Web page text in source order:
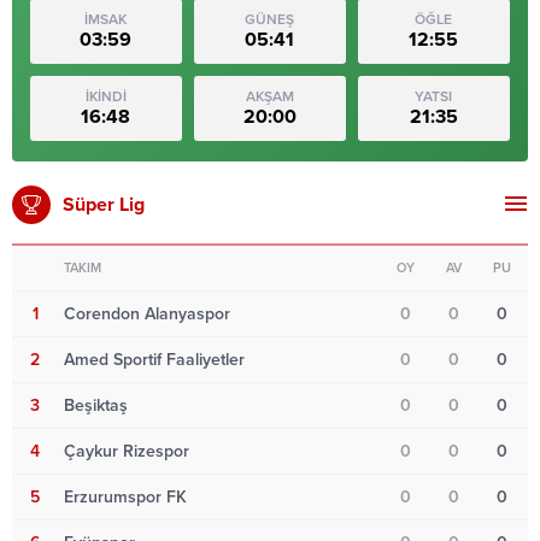
İMSAK
03:59
GÜNEŞ
05:41
ÖĞLE
12:55
İKİNDİ
16:48
AKŞAM
20:00
YATSI
21:35
Süper Lig
TAKIM OY AV PU
1 Corendon Alanyaspor 0 0 0
2 Amed Sportif Faaliyetler 0 0 0
3 Beşiktaş 0 0 0
4 Çaykur Rizespor 0 0 0
5 Erzurumspor FK 0 0 0